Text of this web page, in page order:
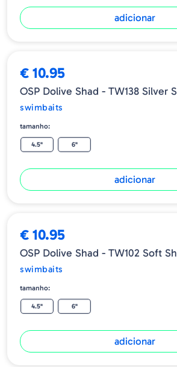
adicionar
€ 10.95
OSP Dolive Shad - TW138 Silver
swimbaits
tamanho:
4.5" 6"
adicionar
€ 10.95
OSP Dolive Shad - TW102 Soft
swimbaits
tamanho:
4.5" 6"
adicionar